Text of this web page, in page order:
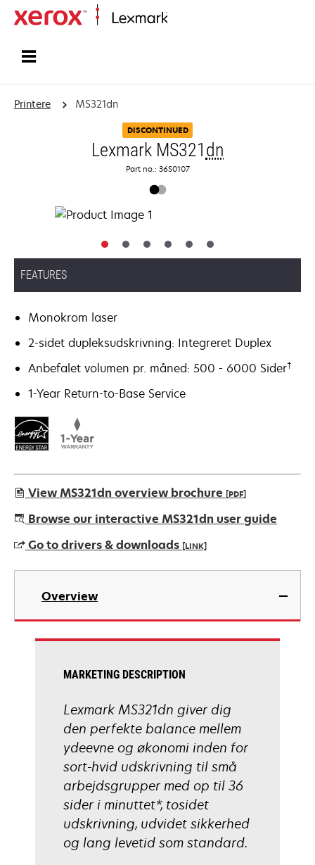
Printere MS321dn
DISCONTINUED
Lexmark MS321 dn
Part no.: 36S0107
FEATURES
Monokrom laser
2-sidet dupleksudskrivning: Integreret Duplex
Anbefalet volumen pr. måned: 500 - 6000 Sider†
1-Year Return-to-Base Service
View MS321dn overview brochure [PDF]
opens
a
new
Browse our interactive MS321dn user guide
Go to drivers & downloads [LINK]
opens
new
Overview
MARKETING DESCRIPTION
Lexmark MS321dn giver dig
den perfekte balance mellem
ydeevne og økonomi inden for
sort-hvid udskrivning til små
arbejdsgrupper med op til 36
sider i minuttet*, tosidet
udskrivning, udvidet sikkerhed
og lang levetid som standard.